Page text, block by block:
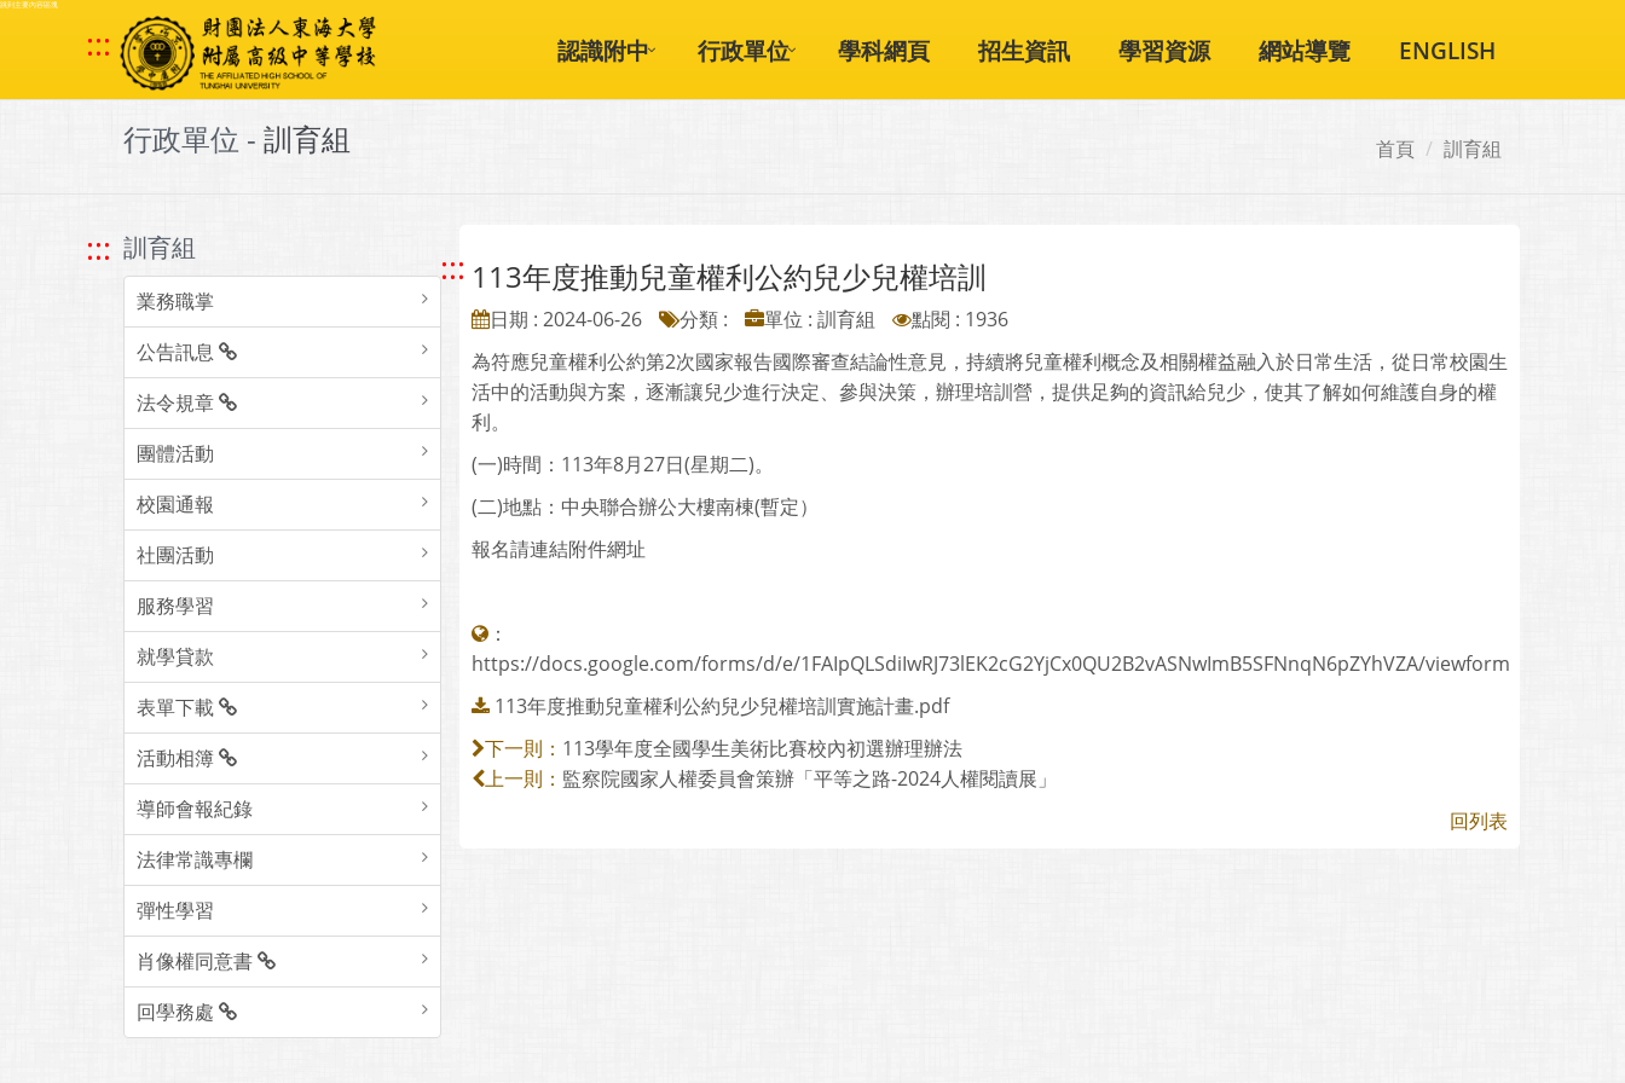
跳到主要內容區塊
::: 認識附中 行政單位 學科網頁 招生資訊 學習資源 網站導覽 ENGLISH
行政單位 - 訓育組 首頁 訓育組
::: 訓育組
業務職掌
公告訊息
法令規章
團體活動
校園通報
社團活動
服務學習
就學貸款
表單下載
活動相簿
導師會報紀錄
法律常識專欄
彈性學習
肖像權同意書
回學務處
::: 113年度推動兒童權利公約兒少兒權培訓
日期 : 2024-06-26 分類 : 單位 : 訓育組
點閱 : 1936
為符應兒童權利公約第2次國家報告國際審查結論性意見，持續將兒童權利概念及相關權益融入於日常生活，從日常校園生
活中的活動與方案，逐漸讓兒少進行決定、參與決策，辦理培訓營，提供足夠的資訊給兒少，使其了解如何維護自身的權
利。
(一)時間：113年8月27日(星期二)。
(二)地點：中央聯合辦公大樓南棟(暫定）
報名請連結附件網址
：
https://docs.google.com/forms/d/e/1FAIpQLSdiIwRJ73lEK2cG2YjCx0QU2B2vASNwImB5SFNnqN6pZYhVZA/viewform
113年度推動兒童權利公約兒少兒權培訓實施計畫.pdf
下一則： 113學年度全國學生美術比賽校內初選辦理辦法
上一則： 監察院國家人權委員會策辦「平等之路-2024人權閱讀展」
回列表